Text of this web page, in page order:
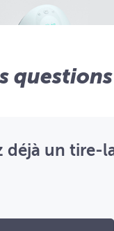
questions
déjà un tire-